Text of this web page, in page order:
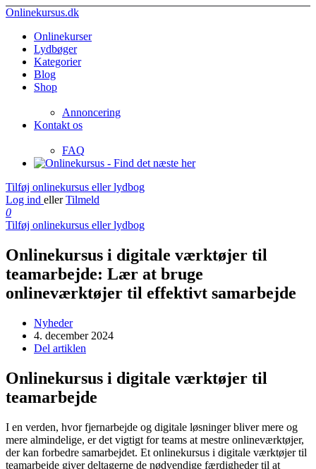
Onlinekursus.dk
Onlinekurser
Lydbøger
Kategorier
Blog
Shop
Annoncering
Kontakt os
FAQ
Tilføj onlinekursus eller lydbog
Log ind eller Tilmeld
0
Tilføj onlinekursus eller lydbog
Onlinekursus i digitale værktøjer til
teamarbejde: Lær at bruge
onlineværktøjer til effektivt samarbejde
Nyheder
4. december 2024
Del artiklen
Onlinekursus i digitale værktøjer til
teamarbejde
I en verden, hvor fjernarbejde og digitale løsninger bliver mere og
mere almindelige, er det vigtigt for teams at mestre onlineværktøjer,
der kan forbedre samarbejdet. Et onlinekursus i digitale værktøjer til
teamarbejde giver deltagerne de nødvendige færdigheder til at